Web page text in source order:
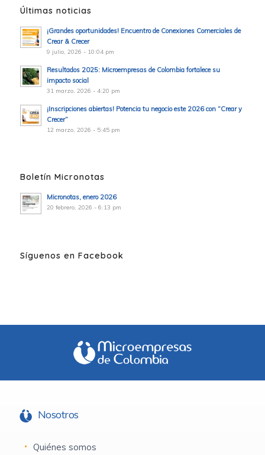
Últimas noticias
¡Grandes oportunidades! Encuentro de Conexiones Comerciales de
Crear & Crecer
9 julio, 2026 - 10:04 pm
Resultados 2025: Microempresas de Colombia fortalece su
impacto social
31 marzo, 2026 - 4:20 pm
¡Inscripciones abiertas! Potencia tu negocio este 2026 con “Crear y
Crecer”
12 marzo, 2026 - 5:45 pm
Boletín Micronotas
Micronotas, enero 2026
20 febrero, 2026 - 6:13 pm
Síguenos en Facebook
Nosotros
Quiénes somos